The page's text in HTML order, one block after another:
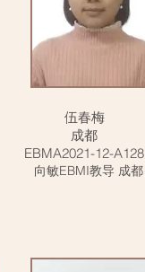
伍春梅
成都
EBMA2021-12-A128
向敏EBMI教导 成都